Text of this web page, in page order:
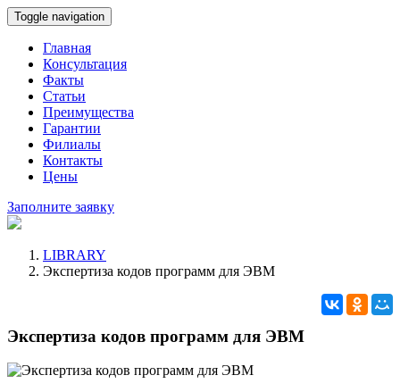
Toggle navigation
Главная
Консультация
Факты
Статьи
Преимущества
Гарантии
Филиалы
Контакты
Цены
Заполните заявку
LIBRARY
Экспертиза кодов программ для ЭВМ
Экспертиза кодов программ для ЭВМ